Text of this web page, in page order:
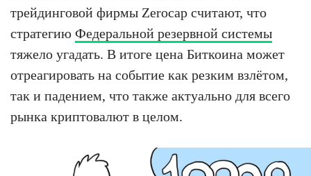
трейдинговой фирмы Zerocap считают, что
стратегию Федеральной резервной системы
тяжело угадать. В итоге цена Биткоина может
отреагировать на событие как резким взлётом,
так и падением, что также актуально для всего
рынка криптовалют в целом.